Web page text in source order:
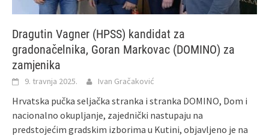
Dragutin Vagner (HPSS) kandidat za
gradonačelnika, Goran Markovac (DOMINO) za
zamjenika
9. travnja 2025. Ivan Gračaković
Hrvatska pučka seljačka stranka i stranka DOMINO, Dom i
nacionalno okupljanje, zajednički nastupaju na
predstojećim gradskim izborima u Kutini, objavljeno je na